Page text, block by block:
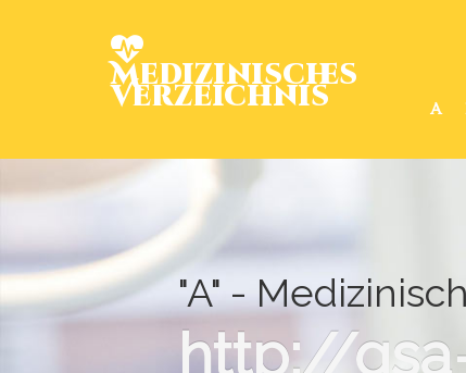
Medizinisches
Verzeichnis A
"A" -
http://